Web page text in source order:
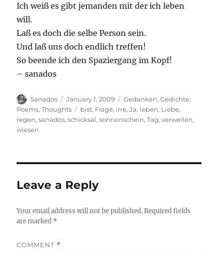
Ich weiß es gibt jemanden mit der ich leben
will.
Laß es doch die selbe Person sein.
Und laß uns doch endlich treffen!
So beende ich den Spaziergang im Kopf!
– sanados
Author
Sanados
Posted
on
January 1, 2009 Categories
Gedanken,Gedichte,
Poems,Thoughts Tags
bist, Frage, irre,Ja, leben, Liebe,
regen,sanados,schicksal,sonnenschein,Tag,verweilen,
wiesen
Leave a Reply
Your email address will not be published. Required fields
are marked *
COMMENT *